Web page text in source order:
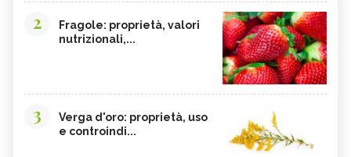
2
Fragole: proprietà, valori
nutrizionali,...
3
Verga d'oro: proprietà, uso
e controindi...